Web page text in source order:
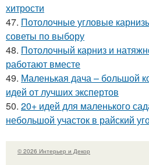
хитрости
47. Потолочные угловые
советы по выбору
48. Потолочный карниз и
работают вместе
49. Маленькая дача – большой
идей от лучших экспертов
50. 20+ идей для маленького
небольшой участок в райский
© 2026 Интерьер и Декор